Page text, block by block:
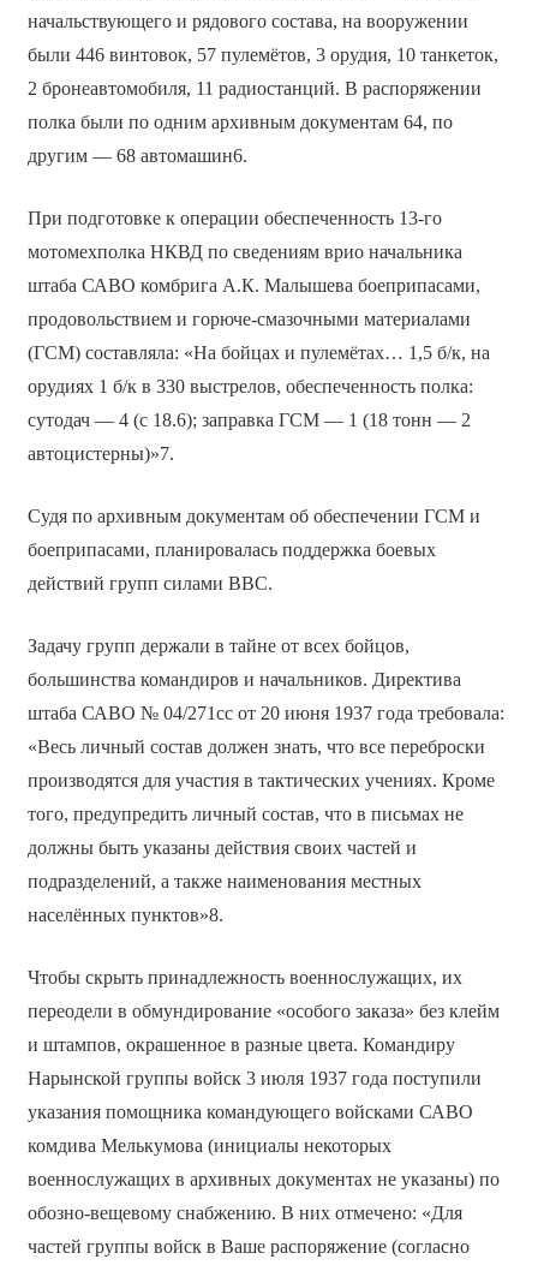
начальствующего и рядового состава, на вооружении
были 446 винтовок, 57 пулемётов, 3 орудия, 10 танкеток,
2 бронеавтомобиля, 11 радиостанций. В распоряжении
полка были по одним архивным документам 64, по
другим — 68 автомашин6.
При подготовке к операции обеспеченность 13-го
мотомехполка НКВД по сведениям врио начальника
штаба САВО комбрига А.К. Малышева боеприпасами,
продовольствием и горюче-смазочными материалами
(ГСМ) составляла: «На бойцах и пулемётах… 1,5 б/к, на
орудиях 1 б/к в 330 выстрелов, обеспеченность полка:
сутодач — 4 (с 18.6); заправка ГСМ — 1 (18 тонн — 2
автоцистерны)»7.
Судя по архивным документам об обеспечении ГСМ и
боеприпасами, планировалась поддержка боевых
действий групп силами ВВС.
Задачу групп держали в тайне от всех бойцов,
большинства командиров и начальников. Директива
штаба САВО № 04/271сс от 20 июня 1937 года требовала:
«Весь личный состав должен знать, что все переброски
производятся для участия в тактических учениях. Кроме
того, предупредить личный состав, что в письмах не
должны быть указаны действия своих частей и
подразделений, а также наименования местных
населённых пунктов»8.
Чтобы скрыть принадлежность военнослужащих, их
переодели в обмундирование «особого заказа» без клейм
и штампов, окрашенное в разные цвета. Командиру
Нарынской группы войск 3 июля 1937 года поступили
указания помощника командующего войсками САВО
комдива Мелькумова (инициалы некоторых
военнослужащих в архивных документах не указаны) по
обозно-вещевому снабжению. В них отмечено: «Для
частей группы войск в Ваше распоряжение (согласно